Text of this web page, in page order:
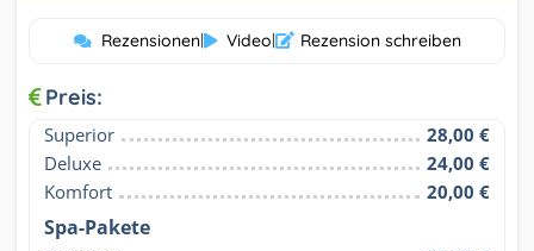
Rezensionen| Video| Rezension schreiben
Preis:
Superior
28,00 €
Deluxe
24,00 €
Komfort
20,00 €
Spa-Pakete